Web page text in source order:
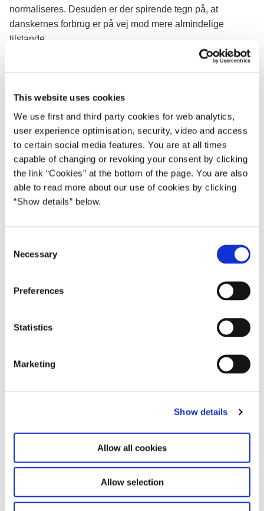
This website uses cookies
We use first and third party cookies for web analytics,
user experience optimisation, security, video and access
to certain social media features. You are at all times
capable of changing or revoking your consent by clicking
the link “Cookies” at the bottom of the page. You are also
able to read more about our use of cookies by clicking
“Show details” below.
Necessary
Preferences
Statistics
Marketing
Show details
Allow all cookies
Allow selection
normaliseres. Desuden er der spirende tegn på, at
danskernes forbrug er på vej mod mere almindelige
tilstande.
international økonomi. Derfor har regeringen handlet
arbejdsmarkedets parter spændt et sikkerhedsnet ud under
danske arbejdspladser og virksomheder. Det kan vi se
virker.
Nu åbner det danske samfund igen. Og vi er skridt for
skridt begyndt at sætte gang i en genopretning af
økonomien. Det kommer til at kræve løbende initiativer og
at vi styrker velfærden og gør Danmark grønnere".
Der er ekstraordinært stor usikkerhed om prognosen.
Tempoet i genopretningen afhænger blandt andet af
pandemiens videre forløb, og i hvor høj grad familier og
virksomheder holder igen med forbrug og investeringer.
en lille åben økonomi som den danske. Svagere udsigter
Dansk økonomis gode udgangspunkt inden krisen med lav
offentlig gæld, sunde strukturer og høj troværdighed i
finanspolitikken har været en vigtig forudsætning for, at det
har været muligt at holde hånden under økonomien med
stort underskud på den offentlige saldo i 2020 og en